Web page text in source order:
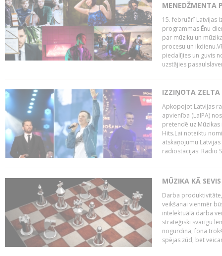
MENEDŽMENTA
15. februārī Latvijas
programmas Ēnu
par mūziku un
procesu un
piedalījies un guvis
uzstājies
IZZIŅOTA ZELTA
Apkopojot Latvijas
apvienība (LaIPA)
pretendē uz
Hits.Lai noteiktu
atskaņojumu
radiostacijas: Radio
MŪZIKA KĀ
Darba
veikšanai vienmēr
intelektuālā darba
stratēģiski svarīgu
nogurdina, fona
spējas zūd, bet